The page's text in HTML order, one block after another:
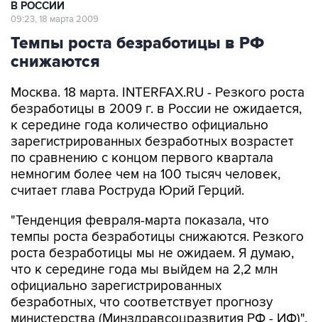
В РОССИИ
09:23, 18 марта 2009
Темпы роста безработицы в РФ
снижаются
Москва. 18 марта. INTERFAX.RU - Резкого роста
безработицы в 2009 г. в России не ожидается,
к середине года количество официально
зарегистрированных безработных возрастет
по сравнению с концом первого квартала
немногим более чем на 100 тысяч человек,
считает глава Роструда Юрий Герций.
"Тенденция февраля-марта показала, что
темпы роста безработицы снижаются. Резкого
роста безработицы мы не ожидаем. Я думаю,
что к середине года мы выйдем на 2,2 млн
официально зарегистрированных
безработных, что соответствует прогнозу